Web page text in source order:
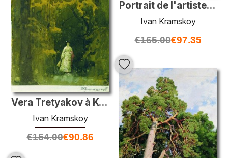
Portrait de l'artiste Mikhail Konstantinovich Klodt
Ivan Kramskoy
€165.00€97.35
Vera Tretyakov à Kuntsevo
Ivan Kramskoy
€154.00€90.86